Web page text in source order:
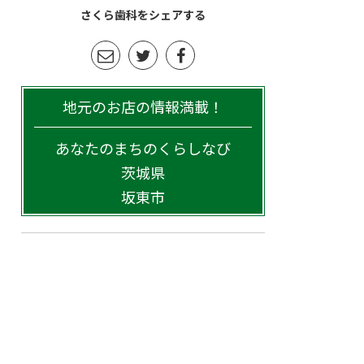
さくら歯科をシェアする
地元のお店の情報満載！
あなたのまちのくらしなび
茨城県
坂東市